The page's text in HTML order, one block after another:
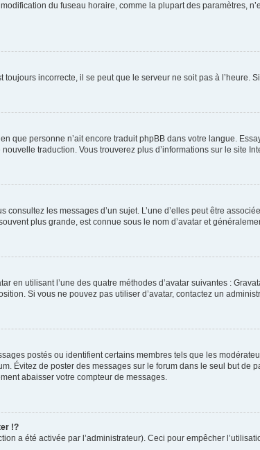
du fuseau horaire, comme la plupart des paramètres,
incorrecte, il se peut que le serveur ne soit pas à l’heure.
que personne n’ait encore traduit phpBB dans votre langue.
traduction. Vous trouverez plus d’informations sur le site
consultez les messages d’un sujet. L’une d’elles peut être
plus grande, est connue sous le nom d’avatar et
en utilisant l’une des quatre méthodes d’avatar suivantes :
Si vous ne pouvez pas utiliser d’avatar, contactez un
postés ou identifient certains membres tels que les
Évitez de poster des messages sur le forum dans le seul but de
abaisser votre compteur de messages.
!?
a été activée par l’administrateur). Ceci pour empêcher